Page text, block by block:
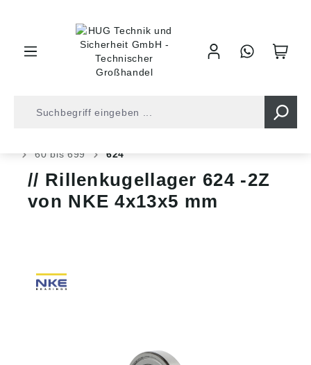
60 bis 699
624
Rillenkugellager 624 -2Z
von NKE 4x13x5 mm